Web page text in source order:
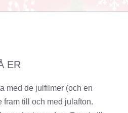
ER
med de julfilmer (och en
fram till och med julafton.